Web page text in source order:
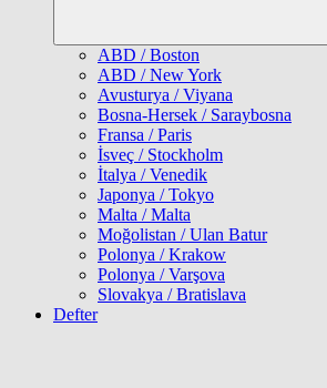
ABD / Boston
ABD / New York
Avusturya / Viyana
Bosna-Hersek / Saraybosna
Fransa / Paris
İsveç / Stockholm
İtalya / Venedik
Japonya / Tokyo
Malta / Malta
Moğolistan / Ulan Batur
Polonya / Krakow
Polonya / Varşova
Slovakya / Bratislava
Defter